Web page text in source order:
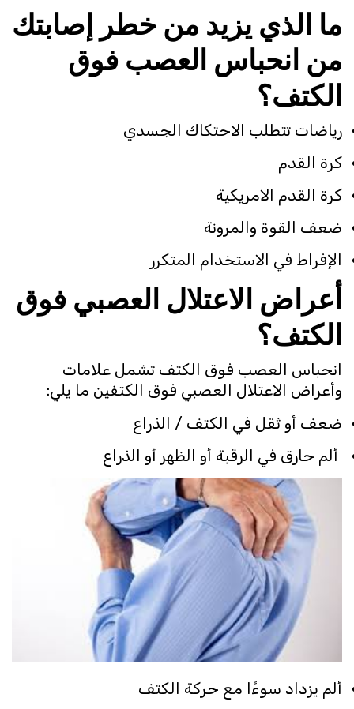
ما الذي يزيد من خطر إصابتك
من انحباس العصب فوق
الكتف؟
رياضات تتطلب الاحتكاك الجسدي
كرة القدم
كرة القدم الامريكية
ضعف القوة والمرونة
الإفراط في الاستخدام المتكرر
أعراض الاعتلال العصبي فوق
الكتف؟
انحباس العصب فوق الكتف تشمل علامات
وأعراض الاعتلال العصبي فوق الكتفين ما يلي:
ضعف أو ثقل في الكتف / الذراع
ألم حارق في الرقبة أو الظهر أو الذراع
ألم يزداد سوءًا مع حركة الكتف